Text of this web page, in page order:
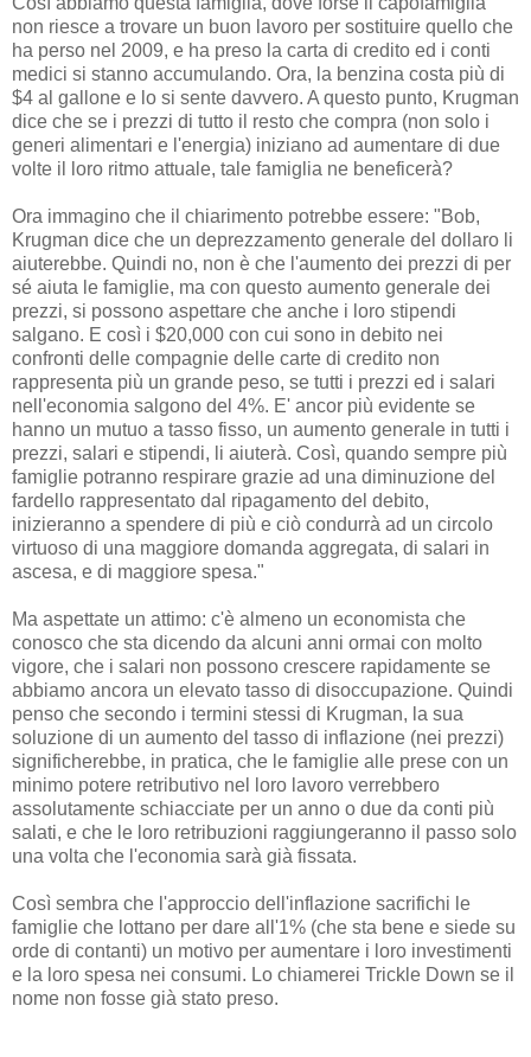
non riesce a trovare un buon lavoro per sostituire quello che
ha perso nel 2009, e ha preso la carta di credito ed i conti
medici si stanno accumulando. Ora, la benzina costa più di
$4 al gallone e lo si sente davvero. A questo punto, Krugman
dice che se i prezzi di tutto il resto che compra (non solo i
generi alimentari e l'energia) iniziano ad aumentare di due
volte il loro ritmo attuale, tale famiglia ne beneficerà?
Ora immagino che il chiarimento potrebbe essere: "Bob,
Krugman dice che un deprezzamento generale del dollaro li
aiuterebbe. Quindi no, non è che l'aumento dei prezzi di per
sé aiuta le famiglie, ma con questo aumento generale dei
prezzi, si possono aspettare che anche i loro stipendi
salgano. E così i $20,000 con cui sono in debito nei
confronti delle compagnie delle carte di credito non
rappresenta più un grande peso, se tutti i prezzi ed i salari
nell'economia salgono del 4%. E' ancor più evidente se
hanno un mutuo a tasso fisso, un aumento generale in tutti i
prezzi, salari e stipendi, li aiuterà. Così, quando sempre più
famiglie potranno respirare grazie ad una diminuzione del
fardello rappresentato dal ripagamento del debito,
inizieranno a spendere di più e ciò condurrà ad un circolo
virtuoso di una maggiore domanda aggregata, di salari in
ascesa, e di maggiore spesa."
Ma aspettate un attimo: c'è almeno un economista che
conosco che sta dicendo da alcuni anni ormai con molto
vigore, che i salari non possono crescere rapidamente se
abbiamo ancora un elevato tasso di disoccupazione. Quindi
penso che secondo i termini stessi di Krugman, la sua
soluzione di un aumento del tasso di inflazione (nei prezzi)
significherebbe, in pratica, che le famiglie alle prese con un
minimo potere retributivo nel loro lavoro verrebbero
assolutamente schiacciate per un anno o due da conti più
salati, e che le loro retribuzioni raggiungeranno il passo solo
una volta che l'economia sarà già fissata.
Così sembra che l'approccio dell'inflazione sacrifichi le
famiglie che lottano per dare all'1% (che sta bene e siede su
orde di contanti) un motivo per aumentare i loro investimenti
e la loro spesa nei consumi. Lo chiamerei Trickle Down se il
nome non fosse già stato preso.